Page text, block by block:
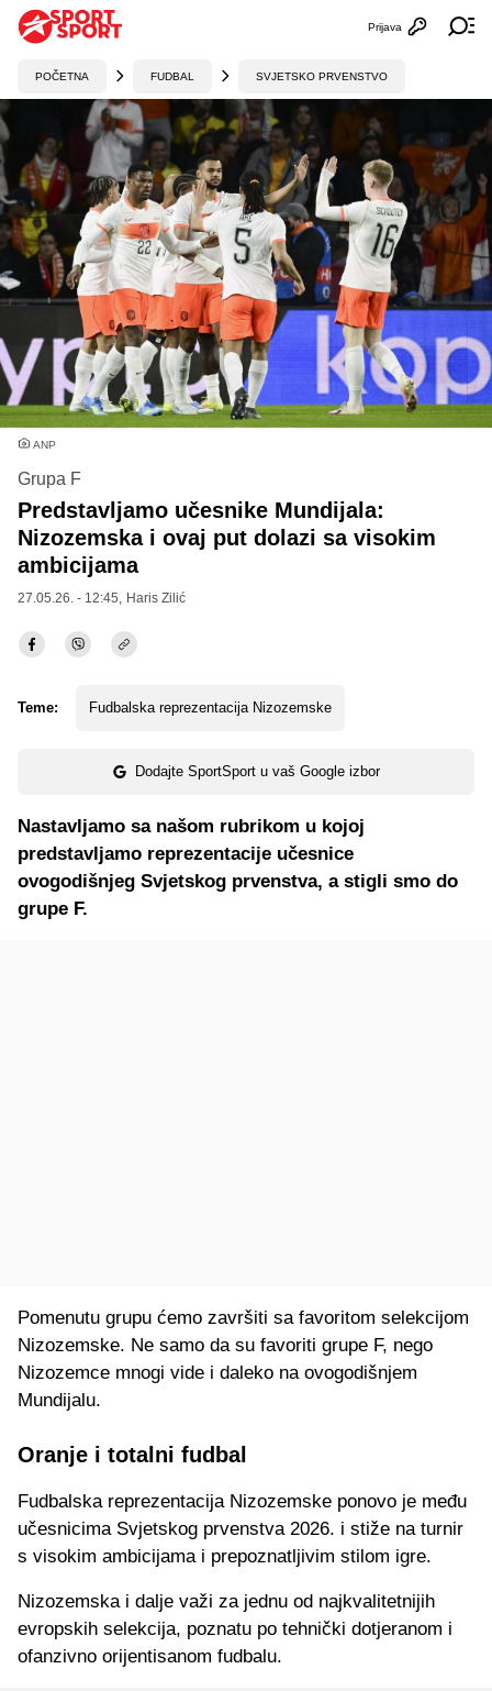
Otvori
Prijava
POČETNA FUDBAL SVJETSKO PRVENSTVO
ANP
Grupa F
Predstavljamo učesnike Mundijala:
Nizozemska i ovaj put dolazi sa visokim
ambicijama
27.05.26. - 12:45, Haris Zilić
Teme: Fudbalska reprezentacija Nizozemske
Dodajte SportSport u vaš Google izbor
Nastavljamo sa našom rubrikom u kojoj
predstavljamo reprezentacije učesnice
ovogodišnjeg Svjetskog prvenstva, a stigli smo do
grupe F.
Pomenutu grupu ćemo završiti sa favoritom selekcijom
Nizozemske. Ne samo da su favoriti grupe F, nego
Nizozemce mnogi vide i daleko na ovogodišnjem
Mundijalu.
Oranje i totalni fudbal
Fudbalska reprezentacija Nizozemske ponovo je među
učesnicima Svjetskog prvenstva 2026. i stiže na turnir
s visokim ambicijama i prepoznatljivim stilom igre.
Nizozemska i dalje važi za jednu od najkvalitetnijih
evropskih selekcija, poznatu po tehnički dotjeranom i
ofanzivno orijentisanom fudbalu.